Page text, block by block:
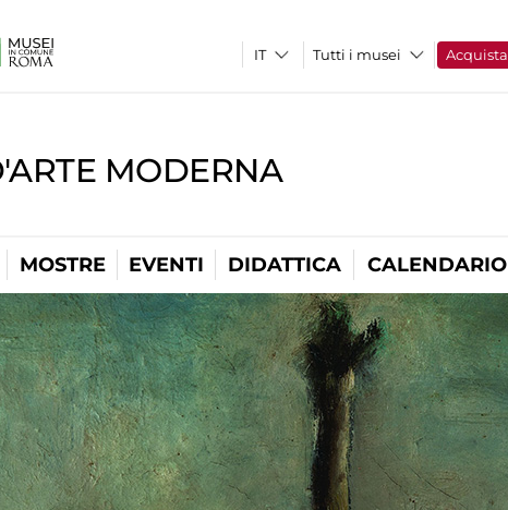
Tutti i musei Acquista
MODERNA
MOSTRE EVENTI DIDATTICA CALENDARIO